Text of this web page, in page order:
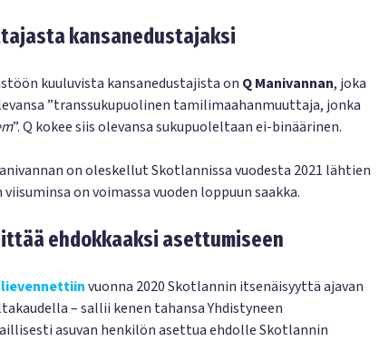
kansanedustajaksi
kuuluvista kansanedustajista on Q Manivannan, joka
”transsukupuolinen tamilimaahanmuuttaja, jonka
”. Q kokee siis olevansa sukupuoleltaan ei-binäärinen.
on oleskellut Skotlannissa vuodesta 2021 lähtien
on voimassa vuoden loppuun saakka.
ehdokkaaksi asettumiseen
lievennettiinvuonna 2020 Skotlannin itsenäisyyttä ajavan
– sallii kenen tahansa Yhdistyneen
asuvan henkilön asettua ehdolle Skotlannin